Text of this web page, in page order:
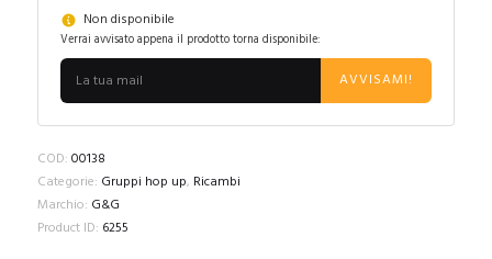
Non disponibile
Verrai avvisato appena il prodotto torna disponibile:
AVVISAMI!
COD: 00138
Categorie: Gruppi hop up, Ricambi
Marchio: G&G
Product ID: 6255